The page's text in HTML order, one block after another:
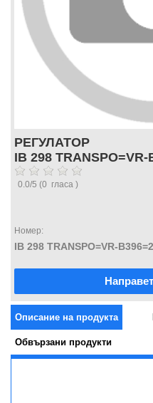
РЕГУЛАТОР
IB 298 TRANSPO=VR-
0.0/5 (0 гласа )
Номер:
IB 298 TRANSPO=VR-
Описание на продукта
Обвързани продукти